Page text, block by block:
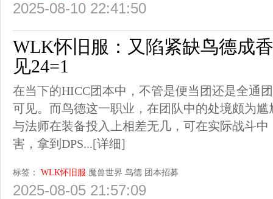
2025-08-10 22:41:50
WLK怀旧服：又陷紧缺鸟德成
见24=1
在当下的HICC团本中，不管是便当团还是全通
可见。而鸟德这一职业，在团队中的处境颇为
与法师在装备投入上相差无几，可在实际战斗
害，拿到DPS...[详细]
标签： WLK怀旧服 魔兽世界 鸟德 团本招募
2025-08-05 21:57:09